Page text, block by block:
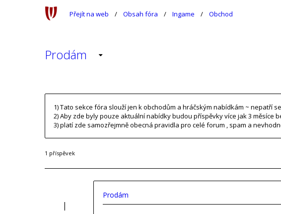
Přejít na web Obsah fóra Ingame Obchod
Prodám
1) Tato sekce fóra slouží jen k obchodům a hráčským nabídkám ~ nepatří
2) Aby zde byly pouze aktuální nabídky budou příspěvky více jak 3 měsíce
3) platí zde samozřejmně obecná pravidla pro celé forum , spam a
1 příspěvek
Prodám